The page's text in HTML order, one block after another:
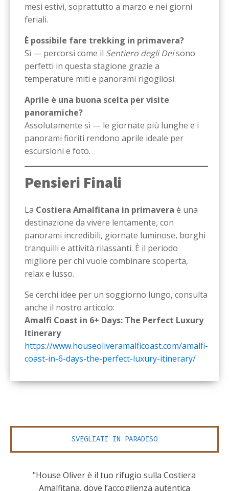
mesi estivi, soprattutto a marzo e nei giorni
feriali.
È possibile fare trekking in primavera?
Sì — percorsi come il Sentiero degli Deisono
perfetti in questa stagione grazie a
temperature miti e panorami rigogliosi.
Aprile è una buona scelta per visite
panoramiche?
Assolutamente sì — le giornate più lunghe e i
panorami fioriti rendono aprile ideale per
escursioni e foto.
Pensieri Finali
La Costiera Amalfitana in primavera è una
destinazione da vivere lentamente, con
panorami incredibili, giornate luminose, borghi
tranquilli e attività rilassanti. È il periodo
migliore per chi vuole combinare scoperta,
relax e lusso.
Se cerchi idee per un soggiorno lungo, consulta
anche il nostro articolo:
Amalfi Coast in 6+ Days: The Perfect Luxury
Itinerary
https://www.houseoliveramalficoast.com/amalfi-
coast-in-6-days-the-perfect-luxury-itinerary/
SVEGLIATI IN PARADISO
"House Oliver è il tuo rifugio sulla Costiera
Amalfitana, dove l’accoglienza autentica